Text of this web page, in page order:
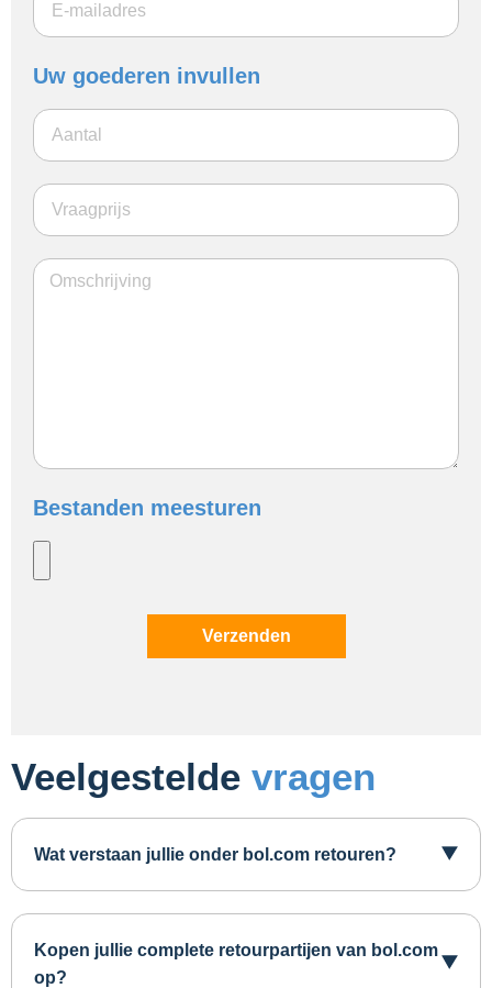
Uw goederen invullen
Bestanden meesturen
Verzenden
Veelgestelde vragen
Wat verstaan jullie onder bol.com retouren?
Kopen jullie complete retourpartijen van bol.com
op?